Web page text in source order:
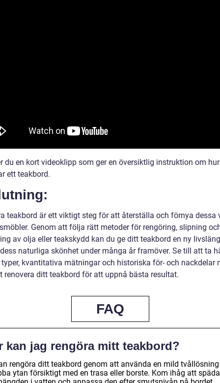
du en kort videoklipp som ger en översiktlig instruktion om
ett teakbord.
teakbord är ett viktigt steg för att återställa och förnya dessa
Genom att följa rätt metoder för rengöring, slipning
av olja eller teakskydd kan du ge ditt teakbord en ny
naturliga skönhet under många år framöver. Se till att ta
kvantitativa mätningar och historiska för- och nackdelar
renovera ditt teakbord för att uppnå bästa resultat.
FAQ
kan jag rengöra mitt teakbord?
rengöra ditt teakbord genom att använda en mild
ytan försiktigt med en trasa eller borste. Kom ihåg att späda